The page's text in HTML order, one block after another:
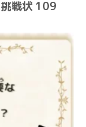
戦状 109